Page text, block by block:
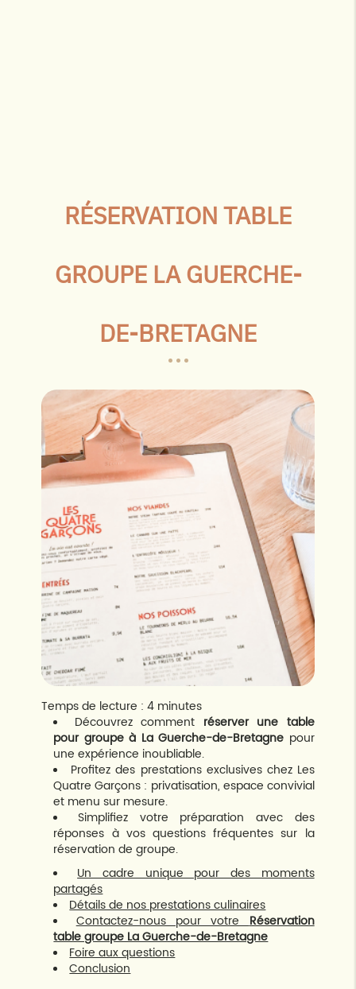
RÉSERVATION TABLE
GROUPE LA GUERCHE-
DE-BRETAGNE
Temps de lecture : 4 minutes
Découvrez comment réserver une table
pour groupe à La Guerche-de-Bretagne pour
une expérience inoubliable.
Profitez des prestations exclusives chez Les
Quatre Garçons : privatisation, espace convivial
et menu sur mesure.
Simplifiez votre préparation avec des
réponses à vos questions fréquentes sur la
réservation de groupe.
Un cadre unique pour des moments
partagés
Détails de nos prestations culinaires
Contactez-nous pour votreRéservation
table groupe La Guerche-de-Bretagne
Foire aux questions
Conclusion